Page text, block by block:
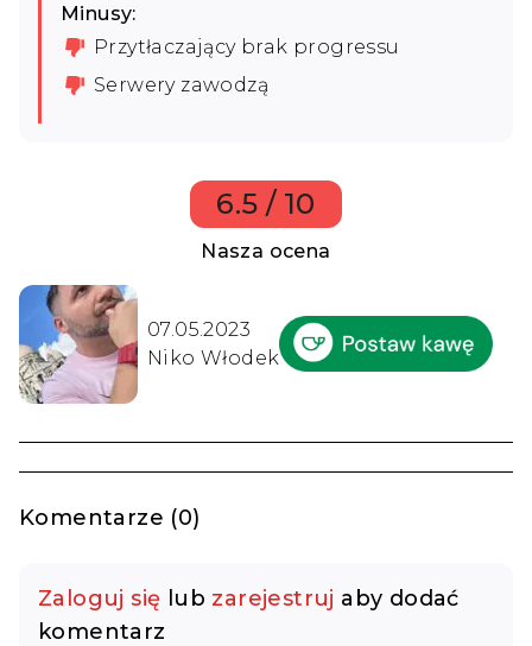
Minusy:
Przytłaczający brak progressu
Serwery zawodzą
6.5 / 10
Nasza ocena
07.05.2023
Niko Włodek
Komentarze (0)
Zaloguj się lub zarejestruj aby dodać
komentarz